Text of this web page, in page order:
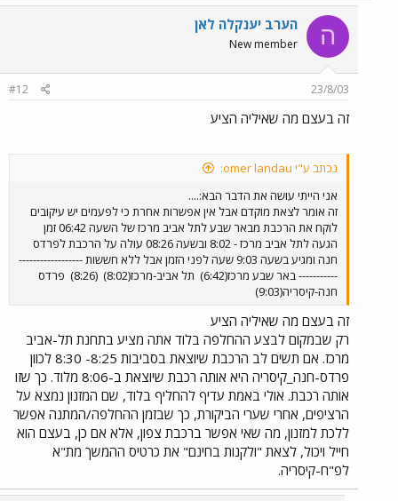
ה הערב יענקלה לאן
New member
23/8/03
#12
זה בעצם מה שאיליה הציע
נכתב ע"י omer landau:
אני הייתי עושה את הדבר הבא:....
זה אומר לצאת מוקדם אבל אין אפשרות אחרת כי לפעמים יש עיקובים
לוקח את הרכבת מבאר שבע לתל אביב מרכז של השעה 06:42 זמן
הגעה לתל אביב מרכז - 8:02 ובשעה 08:26 עולה על הרכבת לפרדס
חנה ומגיע בשעה 9:03 שעה לפני הזמן אבל ללא חששות ------------------
----------- באר שבע מרכז(6:42)
תל אביב-מרכז(8:02) (8:26)
פרדס
חנה-קיסריה(9:03)
זה בעצם מה שאיליה הציע
רק שבמקום לבצע ההחלפה בלוד אתה מציע בתחנת תל-אביב
מרכז. אם תשים לב הרכבת שיוצאת בסביבות 8:25- 8:30 לכוון
פרדס-חנה_קיסריה היא אותה רכבת שיוצאת ב-8:06 מלוד. כך שזו
אותה רכבת. אולי באמת עדיף להחליף בלוד, שם המזנון נמצא על
הרציפים, אחרי שערי הביקורת, כך שבזמן ההחלפה/המתנה אפשר
ללכת למזנון, מה שאי אפשר ברכבת צפון, אלא אם כן, בעצם הוא
חייל ויכול, לצאת "ולקנות בחינם" את כרטיס ההמשך מת"א
לפ"ח-קיסריה.